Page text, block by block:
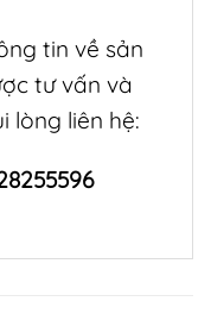
tin về sản
tư vấn và
lòng liên hệ: